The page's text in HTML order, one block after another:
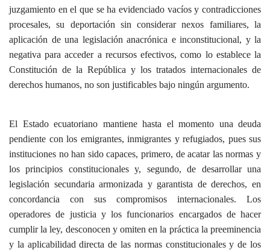
juzgamiento en el que se ha evidenciado vacíos y contradicciones
procesales, su deportación sin considerar nexos familiares, la
aplicación de una legislación anacrónica e inconstitucional, y la
negativa para acceder a recursos efectivos, como lo establece la
Constitución de la República y los tratados internacionales de
derechos humanos, no son justificables bajo ningún argumento.
El Estado ecuatoriano mantiene hasta el momento una deuda
pendiente con los emigrantes, inmigrantes y refugiados, pues sus
instituciones no han sido capaces, primero, de acatar las normas y
los principios constitucionales y, segundo, de desarrollar una
legislación secundaria armonizada y garantista de derechos, en
concordancia con sus compromisos internacionales. Los
operadores de justicia y los funcionarios encargados de hacer
cumplir la ley, desconocen y omiten en la práctica la preeminencia
y la aplicabilidad directa de las normas constitucionales y de los